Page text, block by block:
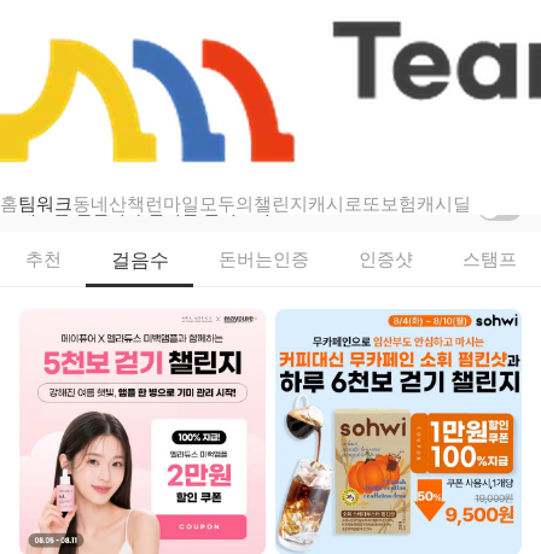
홈팀워크동네산책 런마일모두의챌린지캐시로또보험캐시딜
챌린지
팀워크 — 걷기·스탬프·인증샷 리워드 챌린지
새로운 챌린지가 열리면 알려드려요
추천 걸음수 돈버는인증 인증샷 스탬프